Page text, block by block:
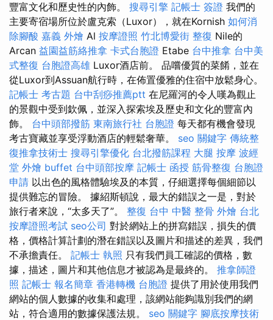
豐富文化和歷史性的內飾。 搜尋引擎 記帳士 簽證 我們的
主要寄宿場所位於盧克索（Luxor），就在Kornish 如何消
除腳酸 嘉義 外燴 Al 按摩證照 竹北博愛街 整復 Nile的
Arcan 益園益筋絡推拿 卡式台胞證 Etabe 台中推拿 台中美
式整復 台胞證高雄 Luxor酒店前。 品嚐優質的菜餚，並在
從Luxor到Assuan航行時，在佈置優雅的住宿中放鬆身心。
記帳士 考古題 台中刮痧推薦ptt 在尼羅河的令人嘆為觀止
的景觀中受到欽佩，並深入探索埃及歷史和文化的豐富內
飾。 台中頭部撥筋 東南旅行社 台胞證 每天都有機會發現
考古寶藏並享受浮動酒店的輕鬆奢華。 seo 關鍵字 傳統整
復推拿技術士 搜尋引擎優化 台北撥筋課程 大腿 按摩 波經
堂 外燴 buffet 台中頭部按摩 記帳士 函授 筋骨整復 台胞證
申請 以出色的風格體驗埃及的本質，仔細選擇每個細節以
提供難忘的冒險。 據紹斯頓說，最大的錯誤之一是，對於
旅行者來說，“太多天了”。 整復 台中 中醫 整骨 外燴 台北
按摩證照考試 seo公司 對於網站上的拼寫錯誤，損失的價
格，價格計算計劃的潛在錯誤以及圖片和描述的差異，我們
不承擔責任。 記帳士 執照 只有我們員工確認的價格，數
據，描述，圖片和其他信息才被認為是最終的。 推拿師證
照 記帳士 報名簡章 香港轉機 台胞證 提供了用於使用我們
網站的個人數據的收集和處理，該網站能夠識別我們的網
站，符合適用的數據保護法規。 seo 關鍵字 腳底按摩技術